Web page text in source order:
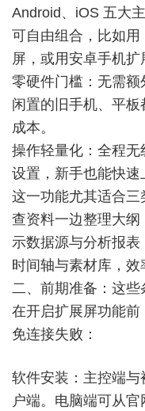
Αndroid、iOS 五大
可自由组合，比如用
屏，或用安卓手机扩
零硬件门槛：无需额
闲置的旧手机、平板
成本。
操作轻量化：全程
设置，新手也能快速
这一功能尤其适合
查资料一边整理大
示数据源与分析报
时间轴与素材库，效
二、前期准备：这些
在开启扩展屏功能
免连接失败：
软件安装：主控端与
户端。电脑端可从